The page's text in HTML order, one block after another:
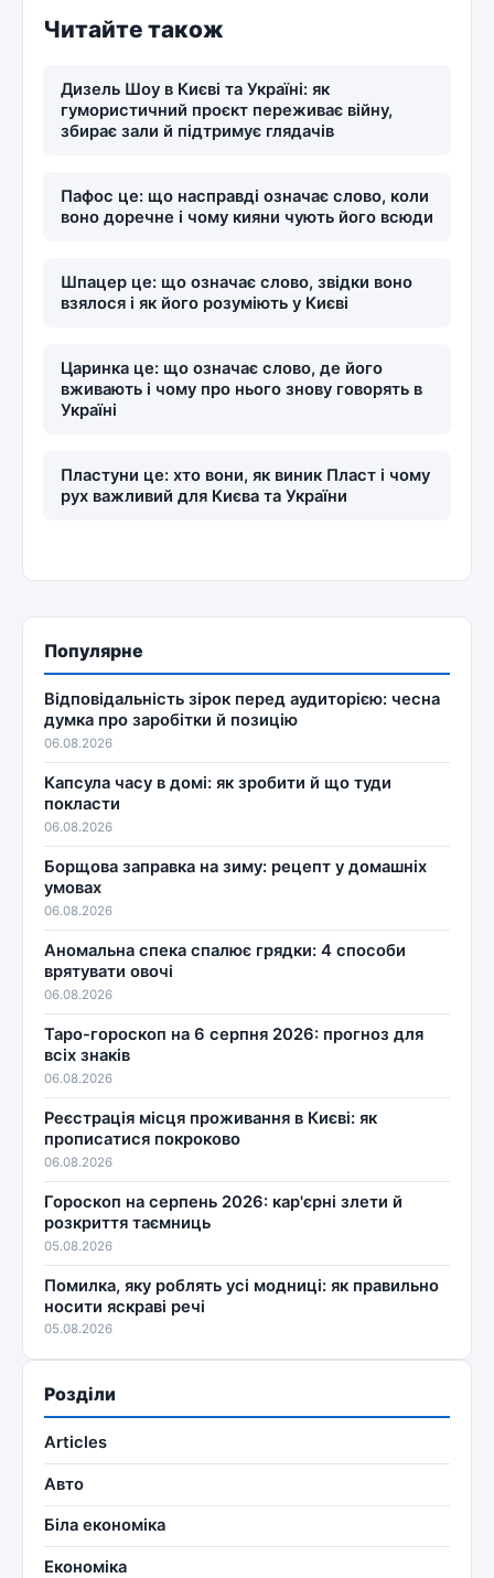
Читайте також
Дизель Шоу в Києві та Україні: як
гумористичний проєкт переживає війну,
збирає зали й підтримує глядачів
Пафос це: що насправді означає слово, коли
воно доречне і чому кияни чують його всюди
Шпацер це: що означає слово, звідки воно
взялося і як його розуміють у Києві
Царинка це: що означає слово, де його
вживають і чому про нього знову говорять в
Україні
Пластуни це: хто вони, як виник Пласт і чому
рух важливий для Києва та України
Популярне
Відповідальність зірок перед аудиторією: чесна
думка про заробітки й позицію
06.08.2026
Капсула часу в домі: як зробити й що туди
покласти
06.08.2026
Борщова заправка на зиму: рецепт у домашніх
умовах
06.08.2026
Аномальна спека спалює грядки: 4 способи
врятувати овочі
06.08.2026
Таро-гороскоп на 6 серпня 2026: прогноз для
всіх знаків
06.08.2026
Реєстрація місця проживання в Києві: як
прописатися покроково
06.08.2026
Гороскоп на серпень 2026: кар'єрні злети й
розкриття таємниць
05.08.2026
Помилка, яку роблять усі модниці: як правильно
носити яскраві речі
05.08.2026
Розділи
Articles
Авто
Біла економіка
Економіка